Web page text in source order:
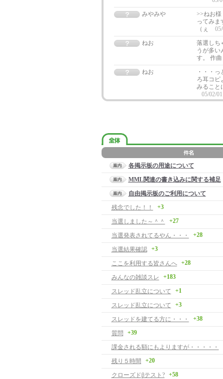
みやみや
>>ねお様
ってみ
（ぇ
ねお
落選しち
うが多い
す。 作
ねお
・・・
ろ耳コピ
みること
05/02/
各掲示板の用途について
MML関連の書き込みに関する補足
自由掲示板のご利用について
残念でした！！
+3
当選しました～＾＾ +27
当選発表されてるやん・・・ +28
当選結果確認 +3
ここを利用する皆さんへ +28
みんなの雑談スレ +183
スレッド乱立について +1
スレッド乱立について +3
スレッドを建てる方に・・・ +38
質問 +39
課金される額にもよりますが・・・・・
残り５時間 +20
クローズドβテスト? +58